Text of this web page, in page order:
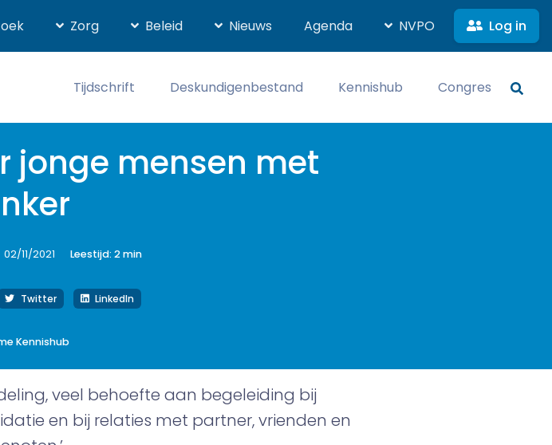
Zorg Beleid Nieuws Agenda NVPO Log in
Tijdschrift Deskundigenbestand Kennishub Congres
jonge mensen met
02/11/2021 Leestijd: 2min
Twitter LinkedIn
Kennishub
veel behoefte aan begeleiding bij
en bij relaties met partner, vrienden en